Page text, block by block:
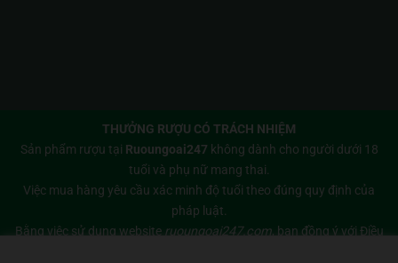
THƯỞNG RƯỢU CÓ TRÁCH NHIỆM
Sản phẩm rượu tại Ruoungoai247 không dành cho người dưới 18
tuổi và phụ nữ mang thai.
Việc mua hàng yêu cầu xác minh độ tuổi theo đúng quy định của
pháp luật.
Bằng việc sử dụng website ruoungoai247.com, bạn đồng ý với Điều